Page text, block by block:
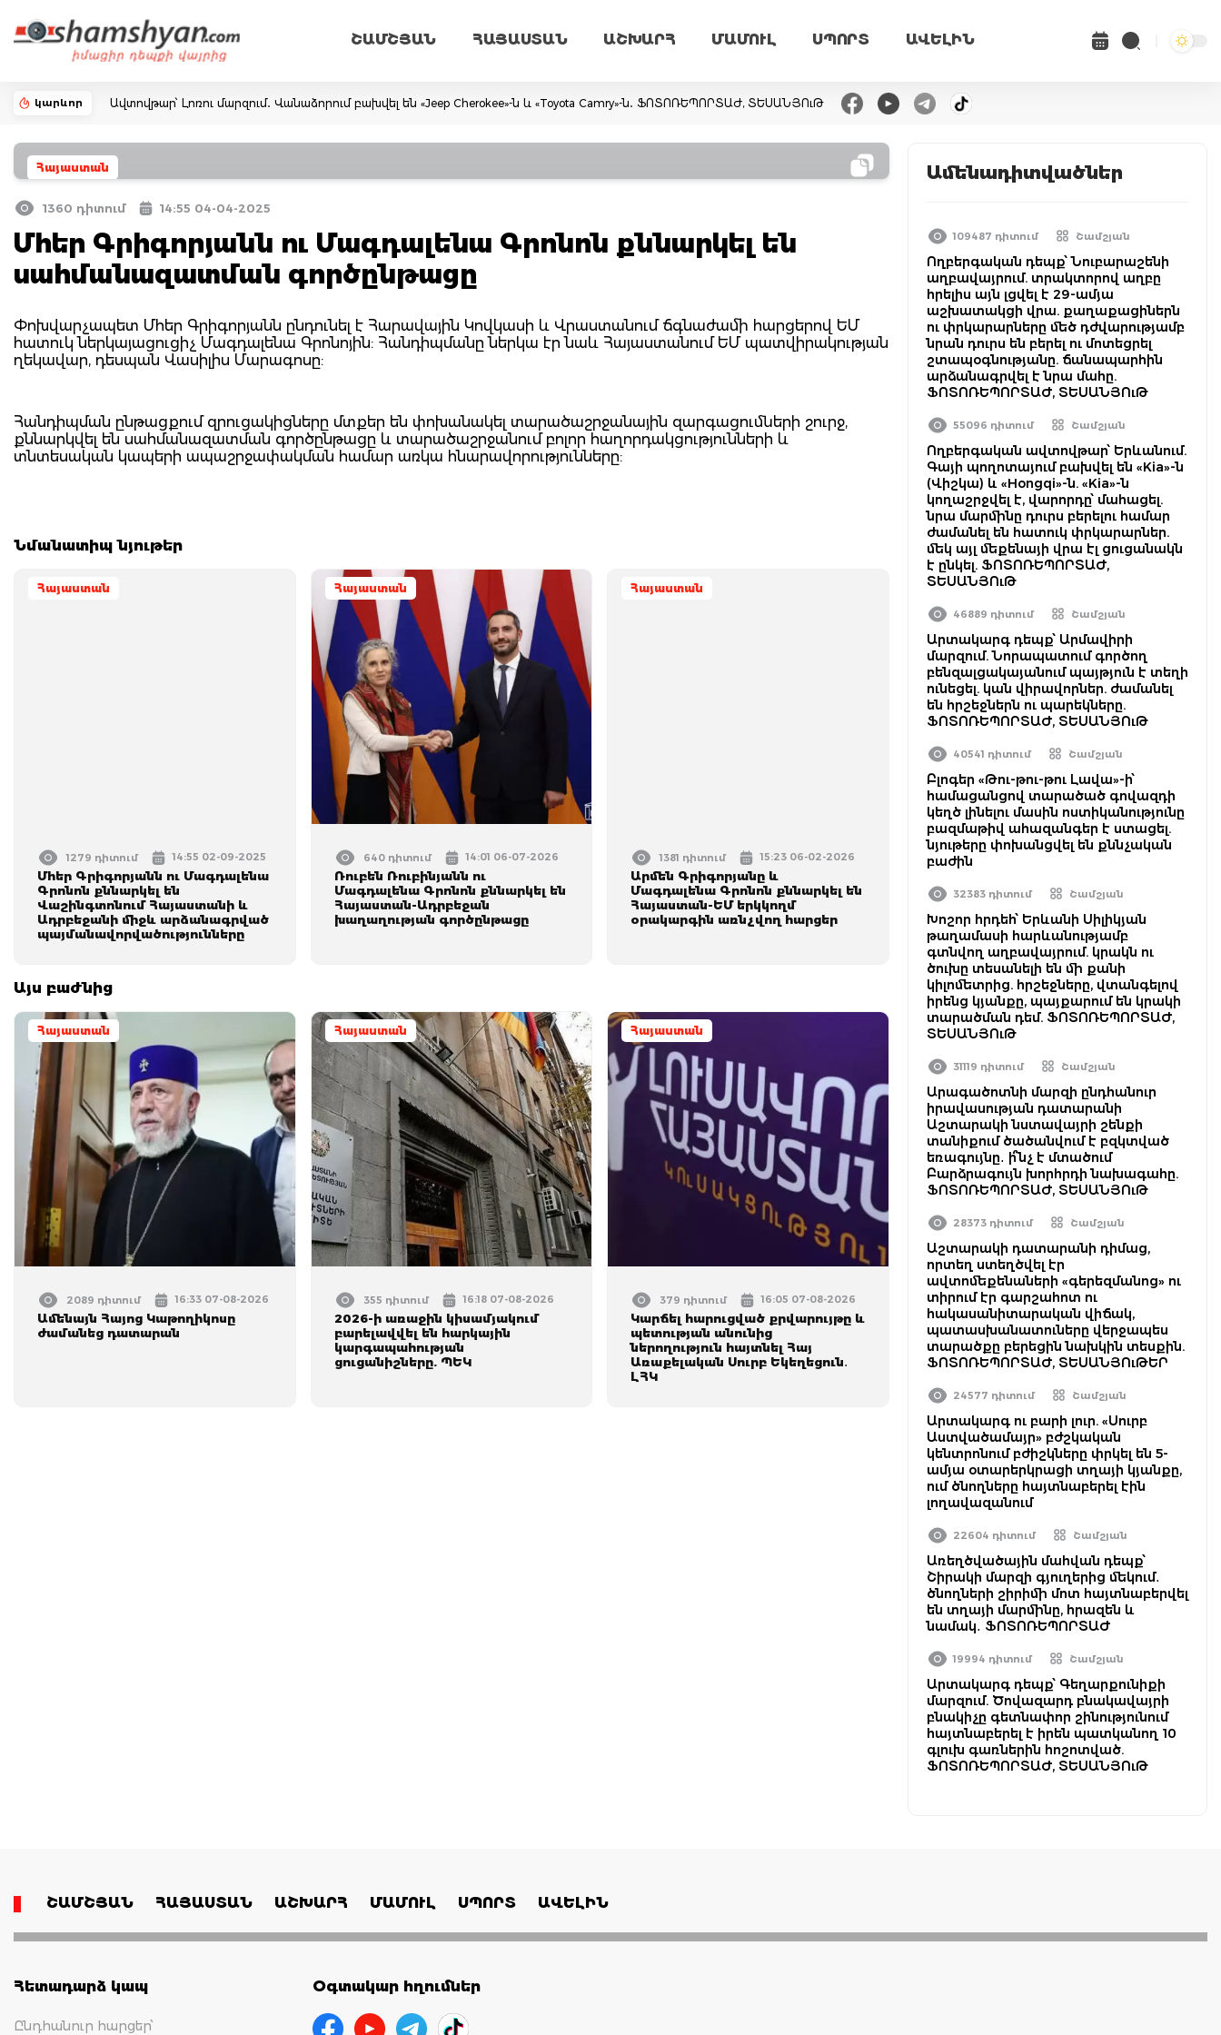
ՇԱՄՇՅԱՆ ՀԱՅԱՍՏԱՆ ԱՇԽԱՐՀ ՄԱՄՈՒԼ ՍՊՈՐՏ ԱՎԵԼԻՆ
կարևոր Ավտովթար՝ Լոռու մարզում․ Վանաձորում բախվել են «Jeep Cherokee»-ն և «Toyota Camry»-ն․ ՖՈՏՈՌԵՊՈՐՏԱԺ, ՏԵՍԱՆՅՈւԹ
Հայաստան
1360 դիտում 14:55 04-04-2025
Մհեր Գրիգորյանն ու Մագդալենա Գրոնոն քննարկել են
սահմանազատման գործընթացը
Փոխվարչապետ Մհեր Գրիգորյանն ընդունել է Հարավային Կովկասի և Վրաստանում ճգնաժամի հարցերով ԵՄ
հատուկ ներկայացուցիչ Մագդալենա Գրոնոյին: Հանդիպմանը ներկա էր նաև Հայաստանում ԵՄ պատվիրակության
ղեկավար, դեսպան Վասիլիս Մարագոսը:
Հանդիպման ընթացքում զրուցակիցները մտքեր են փոխանակել տարածաշրջանային զարգացումների շուրջ,
քննարկվել են սահմանազատման գործընթացը և տարածաշրջանում բոլոր հաղորդակցությունների և
տնտեսական կապերի ապաշրջափակման համար առկա հնարավորությունները:
Նմանատիպ նյութեր
Հայաստան
1279 դիտում 14:55 02-09-2025
Մհեր Գրիգորյանն ու Մագդալենա
Գրոնոն քննարկել են
Վաշինգտոնում Հայաստանի և
Ադրբեջանի միջև արձանագրված
պայմանավորվածությունները
Հայաստան
640 դիտում 14:01 06-07-2026
Ռուբեն Ռուբինյանն ու
Մագդալենա Գրոնոն քննարկել են
Հայաստան-Ադրբեջան
խաղաղության գործընթացը
Հայաստան
1381 դիտում 15:23 06-02-2026
Արմեն Գրիգորյանը և
Մագդալենա Գրոնոն քննարկել են
Հայաստան-ԵՄ երկկողմ
օրակարգին առնչվող հարցեր
Այս բաժնից
Հայաստան
2089 դիտում 16:33 07-08-2026
Ամենայն Հայոց Կաթողիկոսը
ժամանեց դատարան
Հայաստան
355 դիտում 16:18 07-08-2026
2026-ի առաջին կիսամյակում
բարելավվել են հարկային
կարգապահության
ցուցանիշները. ՊԵԿ
Հայաստան
379 դիտում 16:05 07-08-2026
Կարճել հարուցված քրվարույթը և
պետության անունից
ներողություն հայտնել Հայ
Առաքելական Սուրբ Եկեղեցուն․
ԼՀԿ
Ամենադիտվածներ
109487 դիտում Շամշյան
Ողբերգական դեպք՝ Նուբարաշենի
աղբավայրում. տրակտորով աղբը
հրելիս այն լցվել է 29-ամյա
աշխատակցի վրա. քաղաքացիներն
ու փրկարարները մեծ դժվարությամբ
նրան դուրս են բերել ու մոտեցրել
շտապօգնությանը. ճանապարհին
արձանագրվել է նրա մահը.
ՖՈՏՈՌԵՊՈՐՏԱԺ, ՏԵՍԱՆՅՈւԹ
55096 դիտում Շամշյան
Ողբերգական ավտովթար՝ Երևանում.
Գայի պողոտայում բախվել են «Kia»-ն
(Վիշկա) և «Hongqi»-ն. «Kia»-ն
կողաշրջվել է, վարորդը՝ մահացել.
նրա մարմինը դուրս բերելու համար
ժամանել են հատուկ փրկարարներ.
մեկ այլ մեքենայի վրա էլ ցուցանակն
է ընկել. ՖՈՏՈՌԵՊՈՐՏԱԺ,
ՏԵՍԱՆՅՈւԹ
46889 դիտում Շամշյան
Արտակարգ դեպք՝ Արմավիրի
մարզում. Նորապատում գործող
բենզալցակայանում պայթյուն է տեղի
ունեցել. կան վիրավորներ. ժամանել
են հրշեջներն ու պարեկները.
ՖՈՏՈՌԵՊՈՐՏԱԺ, ՏԵՍԱՆՅՈւԹ
40541 դիտում Շամշյան
Բլոգեր «Թու-թու-թու Լավա»-ի՝
համացանցով տարածած գովազդի
կեղծ լինելու մասին ոստիկանությունը
բազմաթիվ ահազանգեր է ստացել.
նյութերը փոխանցվել են քննչական
բաժին
32383 դիտում Շամշյան
Խոշոր հրդեհ՝ Երևանի Սիլիկյան
թաղամասի հարևանությամբ
գտնվող աղբավայրում. կրակն ու
ծուխը տեսանելի են մի քանի
կիլոմետրից. հրշեջները, վտանգելով
իրենց կյանքը, պայքարում են կրակի
տարածման դեմ. ՖՈՏՈՌԵՊՈՐՏԱԺ,
ՏԵՍԱՆՅՈւԹ
31119 դիտում Շամշյան
Արագածոտնի մարզի ընդհանուր
իրավասության դատարանի
Աշտարակի նստավայրի շենքի
տանիքում ծածանվում է բզկտված
եռագույնը․ ի՞նչ է մտածում
Բարձրագույն խորհրդի նախագահը.
ՖՈՏՈՌԵՊՈՐՏԱԺ, ՏԵՍԱՆՅՈւԹ
28373 դիտում Շամշյան
Աշտարակի դատարանի դիմաց,
որտեղ ստեղծվել էր
ավտոմեքենաների «գերեզմանոց» ու
տիրում էր գարշահոտ ու
հակասանիտարական վիճակ,
պատասխանատուները վերջապես
տարածքը բերեցին նախկին տեսքին.
ՖՈՏՈՌԵՊՈՐՏԱԺ, ՏԵՍԱՆՅՈւԹԵՐ
24577 դիտում Շամշյան
Արտակարգ ու բարի լուր. «Սուրբ
Աստվածամայր» բժշկական
կենտրոնում բժիշկները փրկել են 5-
ամյա օտարերկրացի տղայի կյանքը,
ում ծնողները հայտնաբերել էին
լողավազանում
22604 դիտում Շամշյան
Առեղծվածային մահվան դեպք՝
Շիրակի մարզի գյուղերից մեկում․
ծնողների շիրիմի մոտ հայտնաբերվել
են տղայի մարմինը, հրազեն և
նամակ․ ՖՈՏՈՌԵՊՈՐՏԱԺ
19994 դիտում Շամշյան
Արտակարգ դեպք՝ Գեղարքունիքի
մարզում. Ծովազարդ բնակավայրի
բնակիչը գետնափոր շինությունում
հայտնաբերել է իրեն պատկանող 10
գլուխ գառներին հոշոտված.
ՖՈՏՈՌԵՊՈՐՏԱԺ, ՏԵՍԱՆՅՈւԹ
ՇԱՄՇՅԱՆ ՀԱՅԱՍՏԱՆ ԱՇԽԱՐՀ ՄԱՄՈՒԼ ՍՊՈՐՏ ԱՎԵԼԻՆ
Հետադարձ կապ
Ընդհանուր հարցեր՝
Օգտակար հղումներ